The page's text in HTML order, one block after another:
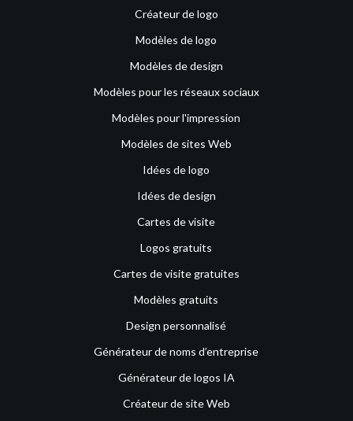
Créateur de logo
Modèles de logo
Modèles de design
Modèles pour les réseaux sociaux
Modèles pour l'impression
Modèles de sites Web
Idées de logo
Idées de design
Cartes de visite
Logos gratuits
Cartes de visite gratuites
Modèles gratuits
Design personnalisé
Générateur de noms d’entreprise
Générateur de logos IA
Créateur de site Web